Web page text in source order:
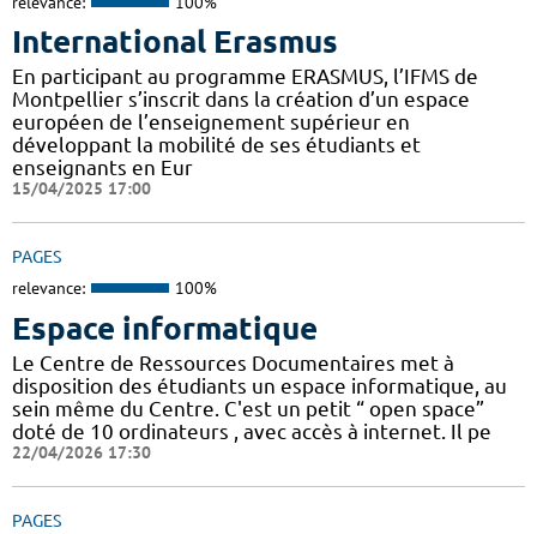
International Erasmus
En participant au programme ERASMUS, l’IFMS de
Montpellier s’inscrit dans la création d’un espace
européen de l’enseignement supérieur en
développant la mobilité de ses étudiants et
enseignants en Eur
15/04/2025 17:00
PAGES
relevance: 100%
Espace informatique
Le Centre de Ressources Documentaires met à
disposition des étudiants un espace informatique, au
sein même du Centre. C'est un petit “ open space”
doté de 10 ordinateurs , avec accès à internet. Il pe
22/04/2026 17:30
PAGES